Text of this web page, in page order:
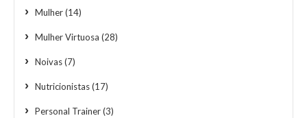
Mulher(14)
Mulher Virtuosa (28)
Noivas(7)
Nutricionistas(17)
Personal Trainer(3)